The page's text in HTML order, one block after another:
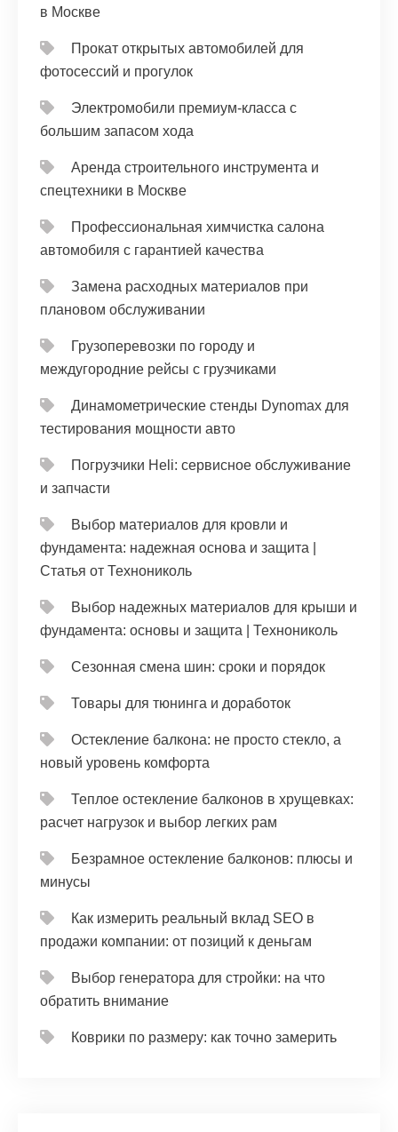
в Москве
Прокат открытых автомобилей для
фотосессий и прогулок
Электромобили премиум-класса с
большим запасом хода
Аренда строительного инструмента и
спецтехники в Москве
Профессиональная химчистка салона
автомобиля с гарантией качества
Замена расходных материалов при
плановом обслуживании
Грузоперевозки по городу и
междугородние рейсы с грузчиками
Динамометрические стенды Dynomax для
тестирования мощности авто
Погрузчики Heli: сервисное обслуживание
и запчасти
Выбор материалов для кровли и
фундамента: надежная основа и защита |
Статья от Технониколь
Выбор надежных материалов для крыши и
фундамента: основы и защита | Технониколь
Сезонная смена шин: сроки и порядок
Товары для тюнинга и доработок
Остекление балкона: не просто стекло, а
новый уровень комфорта
Теплое остекление балконов в хрущевках:
расчет нагрузок и выбор легких рам
Безрамное остекление балконов: плюсы и
минусы
Как измерить реальный вклад SEO в
продажи компании: от позиций к деньгам
Выбор генератора для стройки: на что
обратить внимание
Коврики по размеру: как точно замерить